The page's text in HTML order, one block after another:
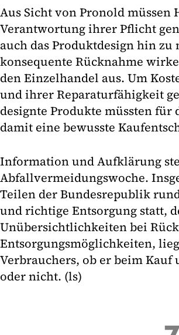
Aus Sicht von Pronold
Verantwortung ihrer Pflicht
auch das Produktdesign hin
konsequente Rücknahme
den Einzelhandel aus. Um
und ihrer Reparaturfähigkeit
designte Produkte müssten
damit eine bewusste
Information und Aufklärung
Abfallvermeidungswoche.
Teilen der Bundesrepublik
und richtige Entsorgung statt,
Unübersichtlichkeiten bei
Entsorgungsmöglichkeiten,
Verbrauchers, ob er beim
oder nicht. (ls)